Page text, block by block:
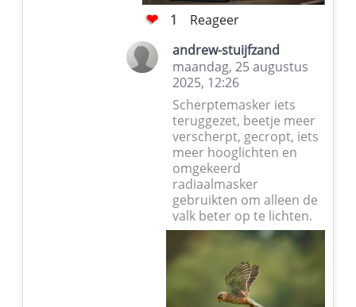
1
Reageer
andrew-stuijfzand
maandag, 25 augustus
2025, 12:26
Scherptemasker iets
teruggezet, beetje meer
verscherpt, gecropt, iets
meer hooglichten en
omgekeerd
radiaalmasker
gebruikten om alleen de
valk beter op te lichten.